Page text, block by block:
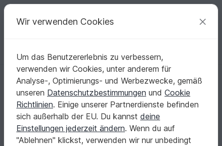
Deine kreativen Ideen
Deutsch | € (EUR) einloggen Kostenlos registrieren
Startseite Häkeln Damen Shirts & Tuniken
Shirt aus 6-Ecken: Bauchwegschummler Nr. 2 - Häkelanleitung
Shirt aus 6-Ecken: Bauchwegschummler Nr. 2
- Häkelanleitung
Wir verwenden Cookies
Um das Benutzererlebnis zu verbessern,
verwenden wir Cookies, unter anderem für
Analyse-, Optimierungs- und Werbezwecke, gemäß
unseren Datenschutzbestimmungen und Cookie
Richtlinien. Einige unserer Partnerdienste befinden
sich außerhalb der EU. Du kannst deine
Einstellungen jederzeit ändern. Wenn du auf
"Ablehnen" klickst, verwenden wir nur unbedingt